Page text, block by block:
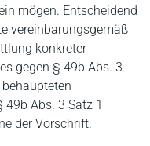
mögen. Entscheidend
vereinbarungsgemäß
konkreter
gegen § 49b Abs. 3
Abs. 3 Satz 1
der Vorschrift.